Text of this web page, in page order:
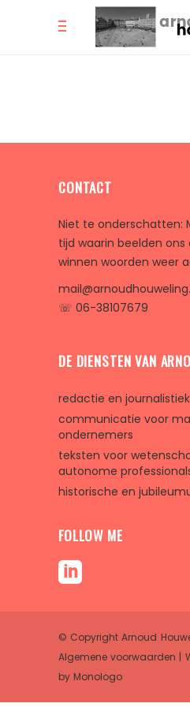
CONTACT
Niet te onderschatten:
tijd waarin beelden ons
winnen woorden weer
☏ 06-38107679
DE DIENSTEN VAN
redactie en
communicatie voor
ondernemers
teksten voor
autonome
historische en
FOLLOW ME
© Copyright Arnoud
Algemene voorwaarden |
byMonologo